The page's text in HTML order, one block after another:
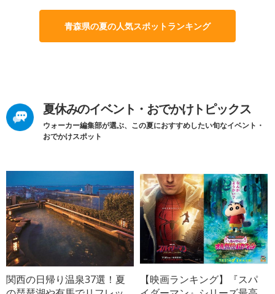
青森県の夏の人気スポットランキング
夏休みのイベント・おでかけトピックス
ウォーカー編集部が選ぶ、この夏におすすめしたい旬なイベント・
おでかけスポット
関西の日帰り温泉37選！夏
【映画ランキング】『スパ